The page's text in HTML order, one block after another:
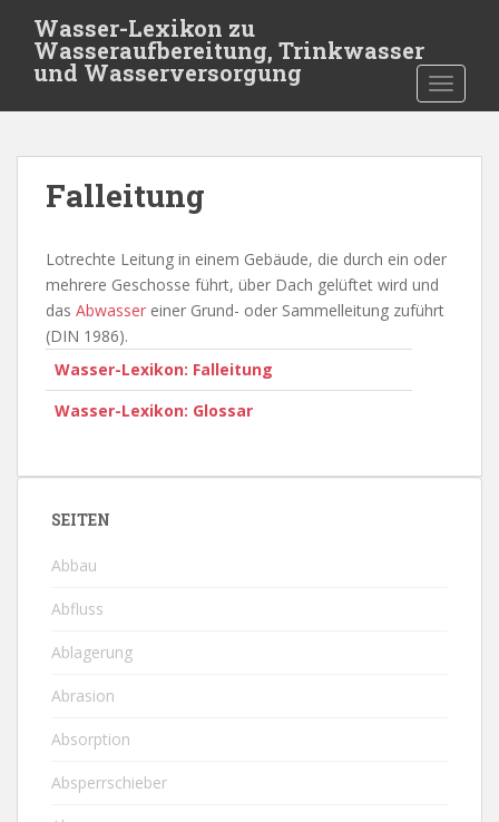
t
Wasser-Lexikon zu
Wasseraufbereitung, Trinkwasser
und Wasserversorgung
Falleitung
Lotrechte Leitung in einem Gebäude, die durch ein oder
mehrere Geschosse führt, über Dach gelüftet wird und
das Abwasser einer Grund- oder Sammelleitung zuführt
(DIN 1986).
Wasser-Lexikon: Falleitung
Wasser-Lexikon: Glossar
SEITEN
Abbau
Abfluss
Ablagerung
Abrasion
Absorption
Absperrschieber